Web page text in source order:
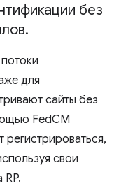
без
.
для
сайты без
FedCM
свои